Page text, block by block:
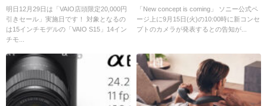
20,000円引き！更に他のキャン
ペーンも併用可能！
明日12月29日は「VAIO店頭限定20,000円
引きセール」実施日です！ 対象となるの
は15インチモデルの「VAIO S15」14イン
チモ...
告がソニー公式ページ上に登
場。噂の小型フルサイズか？
「New concept is coming」 ソニー公式ペ
ージ上に9月15日(火)の10:00時に新コンセ
プトのカメラが発表するとの告知が...